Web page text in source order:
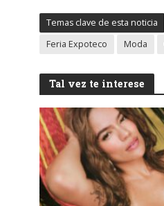
Temas clave de esta noticia
Feria Expoteco
Moda
Tal vez te interese